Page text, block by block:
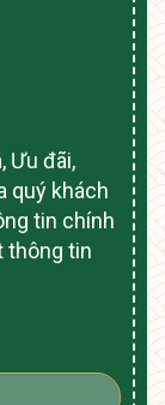
Ưu đãi,
quý khách
tin chính
thông tin